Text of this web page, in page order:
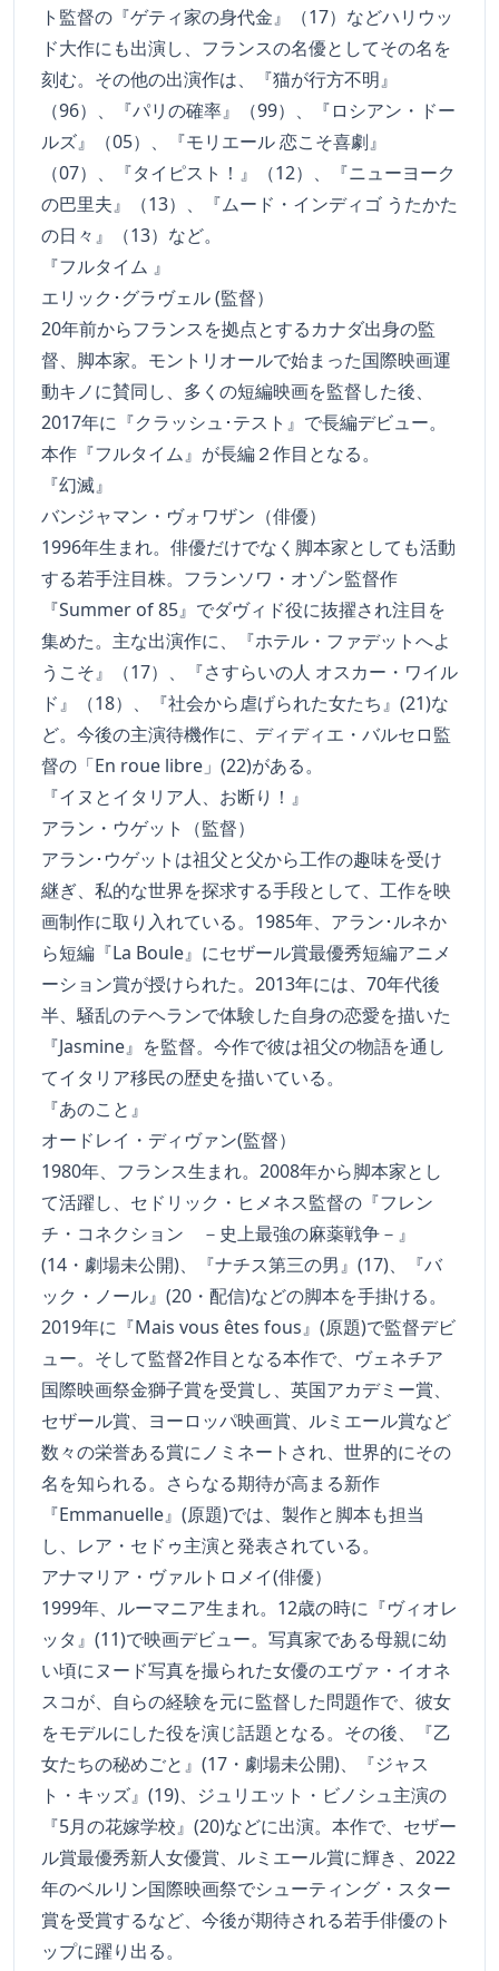
ト監督の『ゲティ家の身代金』（17）などハリウッ
ド大作にも出演し、フランスの名優としてその名を
刻む。その他の出演作は、『猫が行方不明』
（96）、『パリの確率』（99）、『ロシアン・ドー
ルズ』（05）、『モリエール 恋こそ喜劇』
（07）、『タイピスト！』（12）、『ニューヨーク
の巴里夫』（13）、『ムード・インディゴ うたかた
の日々』（13）など。
『フルタイム 』
エリック･グラヴェル (監督）
20年前からフランスを拠点とするカナダ出身の監
督、脚本家。モントリオールで始まった国際映画運
動キノに賛同し、多くの短編映画を監督した後、
2017年に『クラッシュ･テスト』で長編デビュー。
本作『フルタイム』が長編２作目となる。
『幻滅』
バンジャマン・ヴォワザン（俳優）
1996年生まれ。俳優だけでなく脚本家としても活動
する若手注目株。フランソワ・オゾン監督作
『Summer of 85』でダヴィド役に抜擢され注目を
集めた。主な出演作に、『ホテル・ファデットへよ
うこそ』（17）、『さすらいの人 オスカー・ワイル
ド』（18）、『社会から虐げられた女たち』(21)な
ど。今後の主演待機作に、ディディエ・バルセロ監
督の「En roue libre」(22)がある。
『イヌとイタリア人、お断り！』
アラン・ウゲット（監督）
アラン･ウゲットは祖父と父から工作の趣味を受け
継ぎ、私的な世界を探求する手段として、工作を映
画制作に取り入れている。1985年、アラン･ルネか
ら短編『La Boule』にセザール賞最優秀短編アニメ
ーション賞が授けられた。2013年には、70年代後
半、騒乱のテヘランで体験した自身の恋愛を描いた
『Jasmine』を監督。今作で彼は祖父の物語を通し
てイタリア移民の歴史を描いている。
『あのこと』
オードレイ・ディヴァン(監督）
1980年、フランス生まれ。2008年から脚本家とし
て活躍し、セドリック・ヒメネス監督の『フレン
チ・コネクション －史上最強の麻薬戦争－』
(14・劇場未公開)、『ナチス第三の男』(17)、『バ
ック・ノール』(20・配信)などの脚本を手掛ける。
2019年に『Mais vous êtes fous』(原題)で監督デビ
ュー。そして監督2作目となる本作で、ヴェネチア
国際映画祭金獅子賞を受賞し、英国アカデミー賞、
セザール賞、ヨーロッパ映画賞、ルミエール賞など
数々の栄誉ある賞にノミネートされ、世界的にその
名を知られる。さらなる期待が高まる新作
『Emmanuelle』(原題)では、製作と脚本も担当
し、レア・セドゥ主演と発表されている。
アナマリア・ヴァルトロメイ(俳優）
1999年、ルーマニア生まれ。12歳の時に『ヴィオレ
ッタ』(11)で映画デビュー。写真家である母親に幼
い頃にヌード写真を撮られた女優のエヴァ・イオネ
スコが、自らの経験を元に監督した問題作で、彼女
をモデルにした役を演じ話題となる。その後、『乙
女たちの秘めごと』(17・劇場未公開)、『ジャス
ト・キッズ』(19)、ジュリエット・ビノシュ主演の
『5月の花嫁学校』(20)などに出演。本作で、セザー
ル賞最優秀新人女優賞、ルミエール賞に輝き、2022
年のベルリン国際映画祭でシューティング・スター
賞を受賞するなど、今後が期待される若手俳優のト
ップに躍り出る。